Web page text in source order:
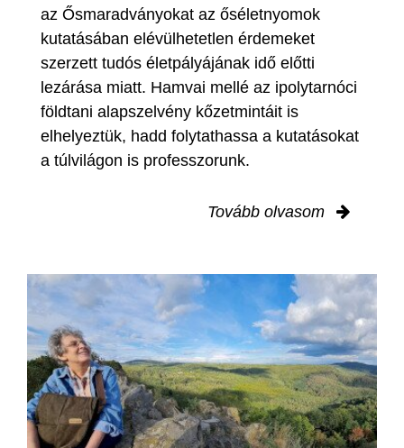
az Ősmaradványokat az őséletnyomok
kutatásában elévülhetetlen érdemeket
szerzett tudós életpályájának idő előtti
lezárása miatt. Hamvai mellé az ipolytarnóci
földtani alapszelvény kőzetmintáit is
elhelyeztük, hadd folytathassa a kutatásokat
a túlvilágon is professzorunk.
Tovább olvasom